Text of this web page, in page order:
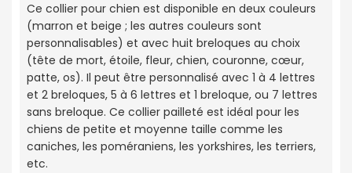
Ce collier pour chien est disponible en deux couleurs
(marron et beige ; les autres couleurs sont
personnalisables) et avec huit breloques au choix
(tête de mort, étoile, fleur, chien, couronne, cœur,
patte, os). Il peut être personnalisé avec 1 à 4 lettres
et 2 breloques, 5 à 6 lettres et 1 breloque, ou 7 lettres
sans breloque. Ce collier pailleté est idéal pour les
chiens de petite et moyenne taille comme les
caniches, les poméraniens, les yorkshires, les terriers,
etc.